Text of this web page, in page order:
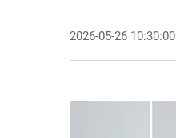
2026-05-26 10:30:00